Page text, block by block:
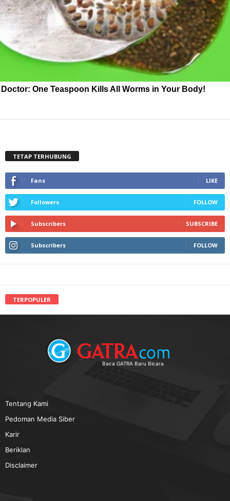
Doctor: One Teaspoon Kills All Worms in Your Body!
TETAP TERHUBUNG
Fans LIKE
Followers FOLLOW
Subscribers SUBSCRIBE
Subscribers FOLLOW